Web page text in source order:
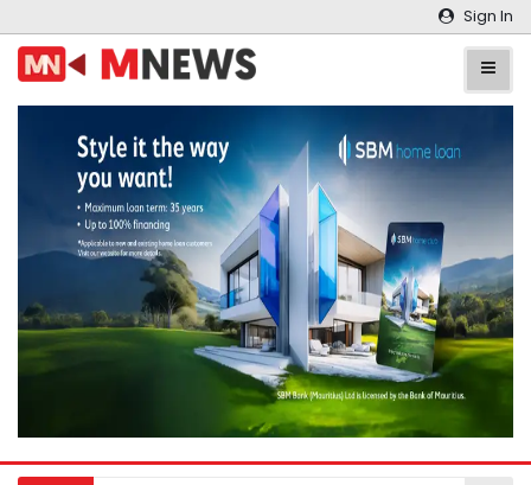
Sign In